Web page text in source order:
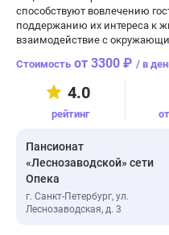
способствуют вовлечению
поддержанию их интереса к
взаимодействие с
4.0
рейтинг
от 3300 ₽ / в
Пансионат
«Леснозаводской» сети
Опека
г. Санкт-Петербург, ул.
Леснозаводская, д. 3